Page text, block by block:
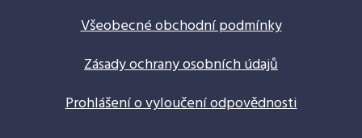
Všeobecné obchodní podmínky
Zásady ochrany osobních údajů
Prohlášení o vyloučení odpovědnosti